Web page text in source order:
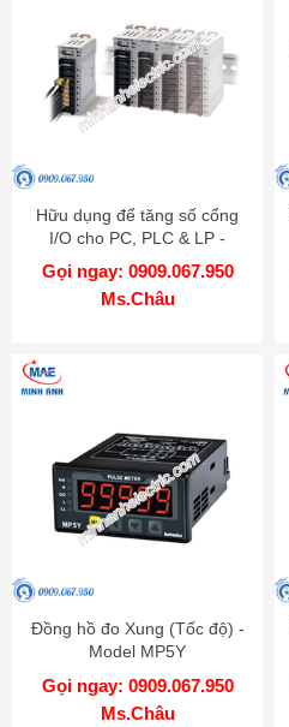
Hữu dụng để tăng số cổng
I/O cho PC, PLC & LP -
Model ARM
Gọi ngay: 0909.067.950
Ms.Châu
Đồng hồ đo Xung (Tốc độ) -
Model MP5Y
Gọi ngay: 0909.067.950
Ms.Châu